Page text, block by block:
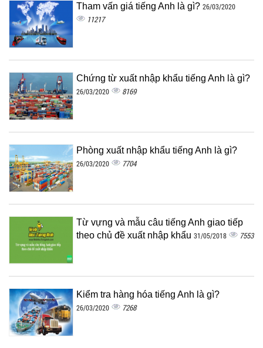
Tham vấn giá tiếng Anh là gì? 26/03/2020
11217
Chứng từ xuất nhập khẩu tiếng Anh là gì?
26/03/2020 8169
Phòng xuất nhập khẩu tiếng Anh là gì?
26/03/2020 7704
Từ vựng và mẫu câu tiếng Anh giao tiếp
theo chủ đề xuất nhập khẩu 31/05/2018 7553
Kiểm tra hàng hóa tiếng Anh là gì?
26/03/2020 7268